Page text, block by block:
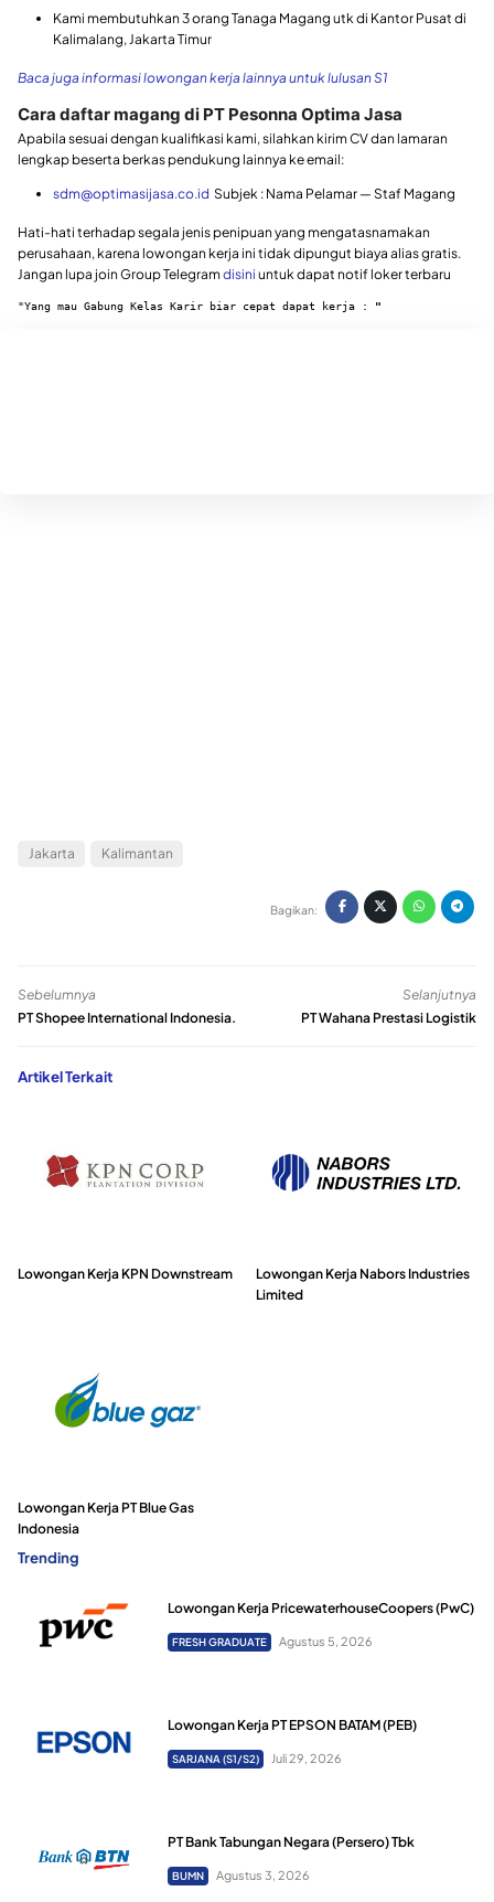
Kami membutuhkan 3 orang Tanaga Magang utk di Kantor Pusat di
Kalimalang, Jakarta Timur
Baca juga informasi lowongan kerja lainnya untuk lulusan S1
Cara daftar magang di PT Pesonna Optima Jasa
Apabila sesuai dengan kualifikasi kami, silahkan kirim CV dan lamaran
lengkap beserta berkas pendukung lainnya ke email:
sdm@optimasijasa.co.id Subjek : Nama Pelamar — Staf Magang
Hati-hati terhadap segala jenis penipuan yang mengatasnamakan
perusahaan, karena lowongan kerja ini tidak dipungut biaya alias gratis.
Jangan lupa join Group Telegramdisini untuk dapat notif loker terbaru
"Yang mau Gabung Kelas Karir biar cepat dapat kerja : "
Jakarta Kalimantan
Bagikan:
Sebelumnya
PT Shopee International Indonesia.
Selanjutnya
PT Wahana Prestasi Logistik
Artikel Terkait
Lowongan Kerja KPN Downstream
Lowongan Kerja Nabors Industries
Limited
Lowongan Kerja PT Blue Gas
Indonesia
Trending
Lowongan Kerja PricewaterhouseCoopers (PwC)
FRESH GRADUATE Agustus 5, 2026
Lowongan Kerja PT EPSON BATAM (PEB)
SARJANA (S1/S2) Juli 29, 2026
PT Bank Tabungan Negara (Persero) Tbk
BUMN Agustus 3, 2026